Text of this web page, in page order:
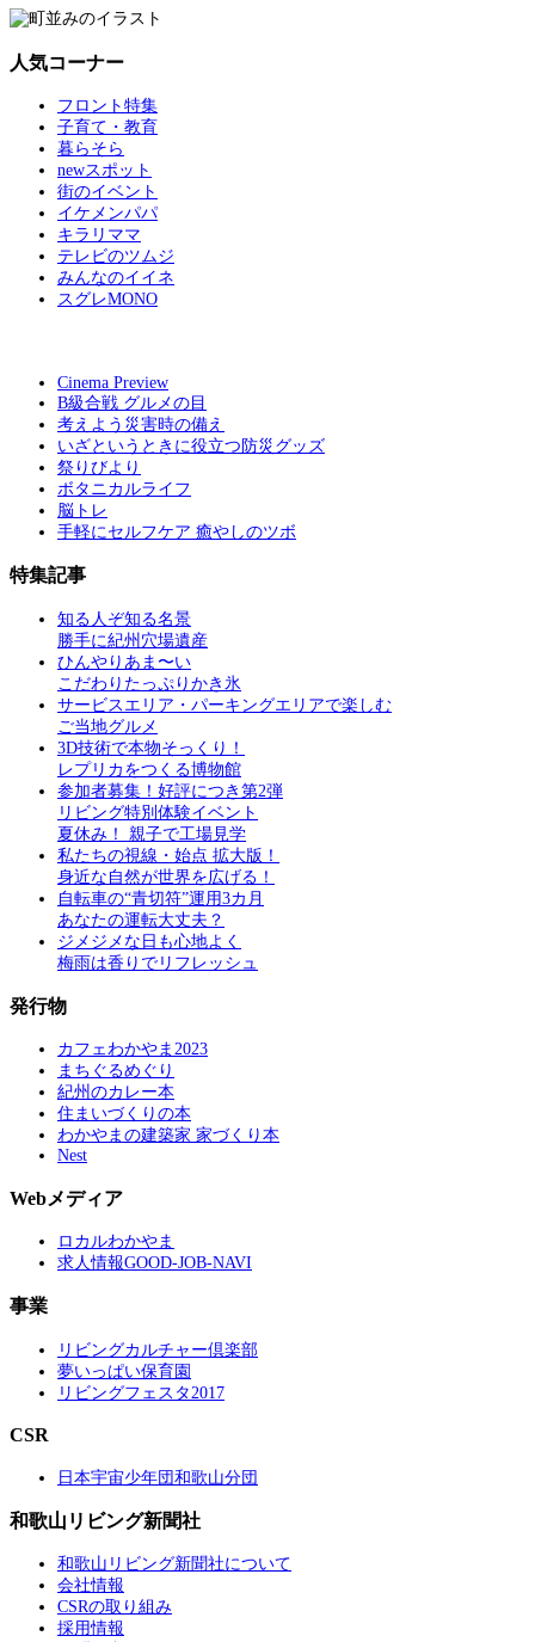
人気コーナー
フロント特集
子育て・教育
暮らそら
newスポット
街のイベント
イケメンパパ
キラリママ
テレビのツムジ
みんなのイイネ
スグレMONO
Cinema Preview
B級合戦 グルメの目
考えよう災害時の備え
いざというときに役立つ防災グッズ
祭りびより
ボタニカルライフ
脳トレ
手軽にセルフケア 癒やしのツボ
特集記事
知る人ぞ知る名景
勝手に紀州穴場遺産
ひんやりあま〜い
こだわりたっぷりかき氷
サービスエリア・パーキングエリアで楽しむ
ご当地グルメ
3D技術で本物そっくり！
レプリカをつくる博物館
参加者募集！好評につき第2弾
リビング特別体験イベント
夏休み！ 親子で工場見学
私たちの視線・始点 拡大版！
身近な自然が世界を広げる！
自転車の“青切符”運用3カ月
あなたの運転大丈夫？
ジメジメな日も心地よく
梅雨は香りでリフレッシュ
発行物
カフェわかやま2023
まちぐるめぐり
紀州のカレー本
住まいづくりの本
わかやまの建築家 家づくり本
Nest
Webメディア
ロカルわかやま
求人情報GOOD-JOB-NAVI
事業
リビングカルチャー倶楽部
夢いっぱい保育園
リビングフェスタ2017
CSR
日本宇宙少年団和歌山分団
和歌山リビング新聞社
和歌山リビング新聞社について
会社情報
CSRの取り組み
採用情報